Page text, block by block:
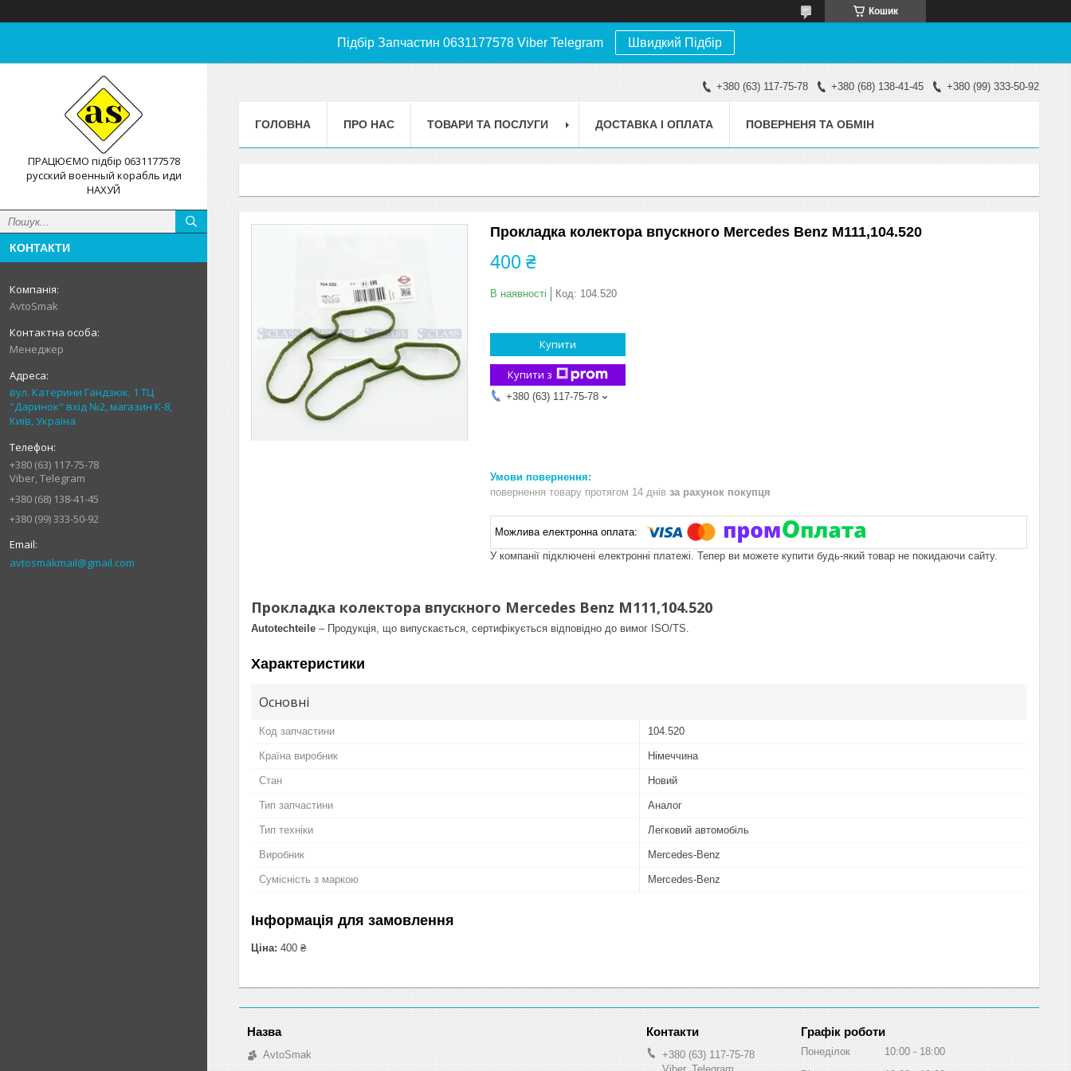
Кошик
Підбір Запчастин 0631177578 Viber Telegram Швидкий Підбір
ПРАЦЮЄМО підбір 0631177578
русский военный корабль иди
НАХУЙ
КОНТАКТИ
AvtoSmak
Менеджер
вул. Катерини Гандзюк, 1 ТЦ
"Даринок" вхід №2, магазин К-8,
Київ, Україна
+380 (63) 117-75-78
Viber, Telegram
+380 (68) 138-41-45
+380 (99) 333-50-92
avtosmakmail@gmail.com
+380 (63) 117-75-78 +380 (68) 138-41-45 +380 (99) 333-50-92
ГОЛОВНА ПРО НАС ТОВАРИ ТА ПОСЛУГИ ДОСТАВКА І ОПЛАТА ПОВЕРНЕНЯ ТА ОБМІН
Прокладка колектора впускного Mercedes Benz M111,104.520
400 ₴
В наявності Код: 104.520
Купити
Купити з
+380 (63) 117-75-78
повернення товару протягом 14 днів за рахунок покупця
У компанії підключені електронні платежі. Тепер ви можете купити будь-який товар не покидаючи сайту.
Прокладка колектора впускного Mercedes Benz M111,104.520
Autotechteile – Продукція, що випускається, сертифікується відповідно до вимог ISO/TS.
Характеристики
Основні
Код запчастини 104.520
Країна виробник Німеччина
Стан Новий
Тип запчастини Аналог
Тип техніки Легковий автомобіль
Виробник Mercedes-Benz
Сумісність з маркою Mercedes-Benz
Інформація для замовлення
Ціна: 400 ₴
AvtoSmak
+380 (63) 117-75-78
Графік роботи
Понеділок 10:00
18:00